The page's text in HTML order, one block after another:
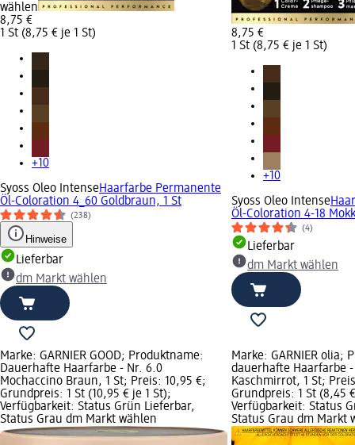
wählen
8,75 €
1 St (8,75 € je 1 St)
+10
Syoss Oleo IntenseHaarfarbe Permanente
Öl-Coloration 4_60 Goldbraun, 1 St
(238)
Hinweise
Lieferbar
dm Markt wählen
8,75 €
1 St (8,75 € je 1 St)
+10
Syoss Oleo Intense
Öl-Coloration 4-18
(4)
Lieferbar
dm Markt wählen
Marke: GARNIER GOOD; Produktname:
Dauerhafte Haarfarbe - Nr. 6.0
Mochaccino Braun, 1 St; Preis: 10,95 €;
Grundpreis: 1 St (10,95 € je 1 St);
Verfügbarkeit: Status Grün Lieferbar,
Status Grau dm Markt wählen
Marke: GARNIER olia;
dauerhafte Haarfarbe
Kaschmirrot, 1 St;
Grundpreis: 1 St (8,45
Verfügbarkeit: Status
Status Grau dm Markt